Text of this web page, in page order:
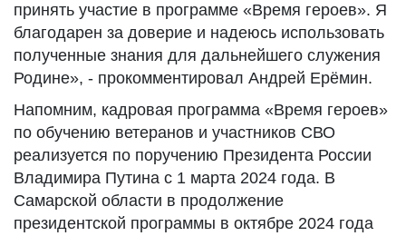
принять участие в программе «Время героев». Я
благодарен за доверие и надеюсь использовать
полученные знания для дальнейшего служения
Родине», - прокомментировал Андрей Ерёмин.
Напомним, кадровая программа «Время героев»
по обучению ветеранов и участников СВО
реализуется по поручению Президента России
Владимира Путина с 1 марта 2024 года. В
Самарской области в продолжение
президентской программы в октябре 2024 года